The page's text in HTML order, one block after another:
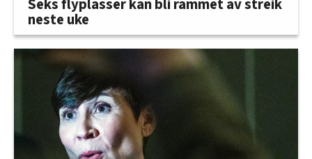
Seks flyplasser kan bli rammet av streik
neste uke